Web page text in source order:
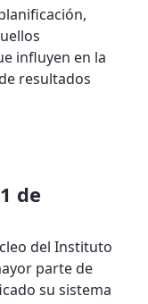
influyen en la
resultados
de
del Instituto
parte de
su sistema